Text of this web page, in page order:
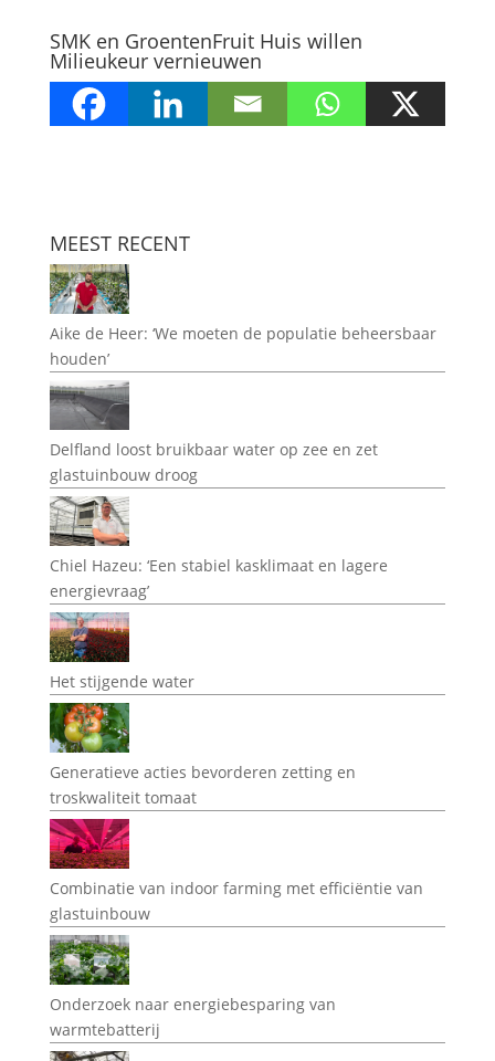
SMK en GroentenFruit Huis willen
Milieukeur vernieuwen
MEEST RECENT
Aike de Heer: ‘We moeten de populatie beheersbaar
houden’
Delfland loost bruikbaar water op zee en zet
glastuinbouw droog
Chiel Hazeu: ‘Een stabiel kasklimaat en lagere
energievraag’
Het stijgende water
Generatieve acties bevorderen zetting en
troskwaliteit tomaat
Combinatie van indoor farming met efficiëntie van
glastuinbouw
Onderzoek naar energiebesparing van
warmtebatterij